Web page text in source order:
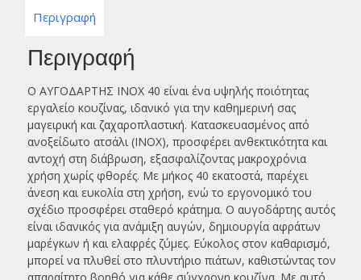
Περιγραφή
Περιγραφή
Ο ΑΥΓΟΔΑΡΤΗΣ ΙΝΟΧ 40 είναι ένα υψηλής ποιότητας
εργαλείο κουζίνας, ιδανικό για την καθημερινή σας
μαγειρική και ζαχαροπλαστική. Κατασκευασμένος από
ανοξείδωτο ατσάλι (INOX), προσφέρει ανθεκτικότητα και
αντοχή στη διάβρωση, εξασφαλίζοντας μακροχρόνια
χρήση χωρίς φθορές. Με μήκος 40 εκατοστά, παρέχει
άνεση και ευκολία στη χρήση, ενώ το εργονομικό του
σχέδιο προσφέρει σταθερό κράτημα. Ο αυγοδάρτης αυτός
είναι ιδανικός για ανάμιξη αυγών, δημιουργία αφράτων
μαρέγκων ή και ελαφρές ζύμες. Εύκολος στον καθαρισμό,
μπορεί να πλυθεί στο πλυντήριο πιάτων, καθιστώντας τον